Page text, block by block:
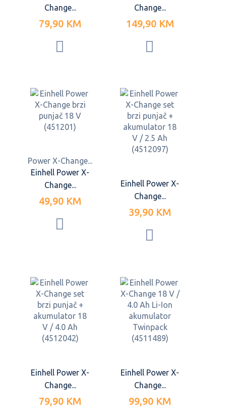
Change...
79,90 KM
Change...
149,90 KM
Power X-Change...
Einhell Power X-
Change...
49,90 KM
Einhell Power X-
Change...
39,90 KM
Einhell Power X-
Change...
79,90 KM
Einhell Power X-
Change...
99,90 KM